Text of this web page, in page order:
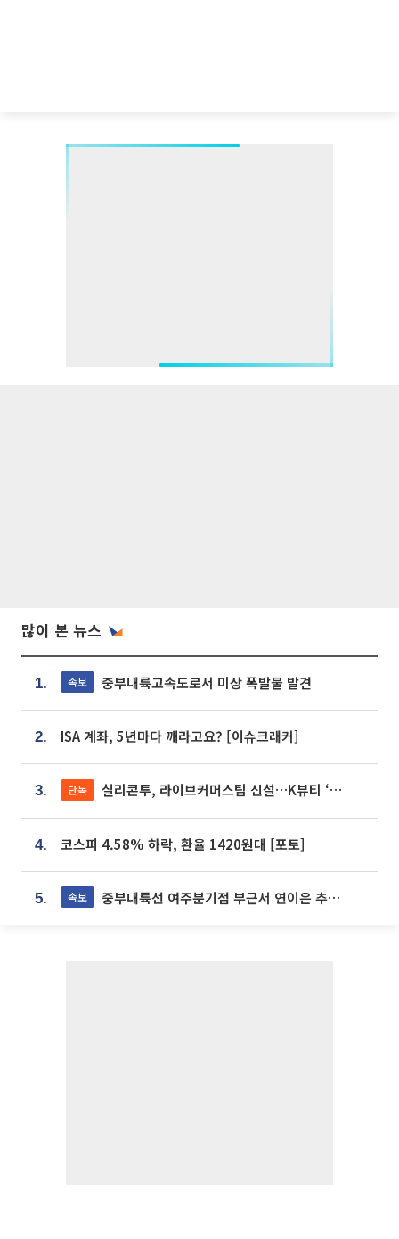
많이 본 뉴스
1. 속보 중부내륙고속도로서 미상 폭발물 발견
2. ISA 계좌, 5년마다 깨라고요? [이슈크래커]
3. 단독 실리콘투, 라이브커머스팀 신설…K뷰티 ‘글로벌 판매망’ 확대[K뷰티 라방戰]
4. 코스피 4.58% 하락, 환율 1420원대 [포토]
5. 속보 중부내륙선 여주분기점 부근서 연이은 추돌사고 발생